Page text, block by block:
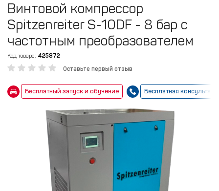
Винтовой компрессор
Spitzenreiter S-10DF - 8 бар с
частотным преобразователем
Код товара: 425872
Оставьте первый отзыв
Бесплатный запуск и обучение Бесплатная